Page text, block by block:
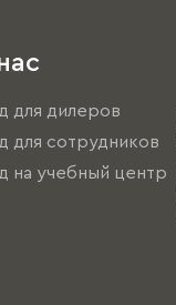
для дилеров
для сотрудников
на учебный центр